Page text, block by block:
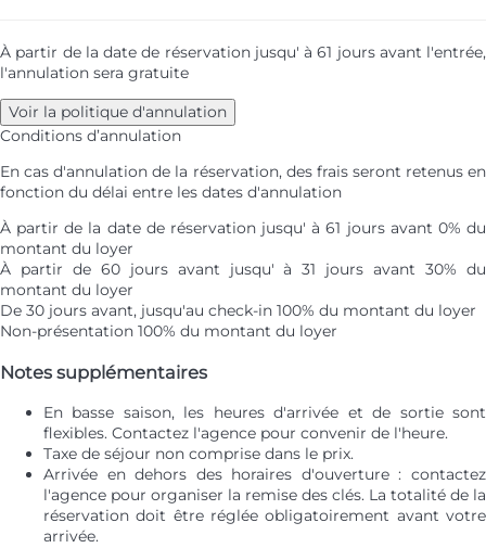
À partir de la date de réservation jusqu' à 61 jours avant l'entrée,
l'annulation sera gratuite
Voir la politique d'annulation
Conditions d’annulation
En cas d'annulation de la réservation, des frais seront retenus en
fonction du délai entre les dates d'annulation
À partir de la date de réservation jusqu' à 61 jours avant 0% du
montant du loyer
À partir de 60 jours avant jusqu' à 31 jours avant 30% du
montant du loyer
De 30 jours avant, jusqu'au check-in 100% du montant du loyer
Non-présentation 100% du montant du loyer
Notes supplémentaires
En basse saison, les heures d'arrivée et de sortie sont
flexibles. Contactez l'agence pour convenir de l'heure.
Taxe de séjour non comprise dans le prix.
Arrivée en dehors des horaires d'ouverture : contactez
l'agence pour organiser la remise des clés. La totalité de la
réservation doit être réglée obligatoirement avant votre
arrivée.